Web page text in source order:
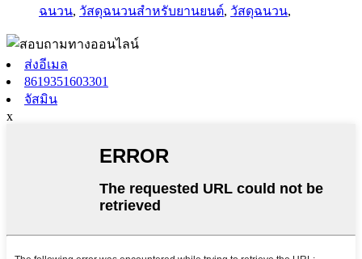
ฉนวน, วัสดุฉนวนสำหรับยานยนต์, วัสดุฉนวน,
ส่งอีเมล
8619351603301
จัสมิน
x